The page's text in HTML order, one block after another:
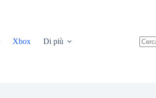
Xbox Di più